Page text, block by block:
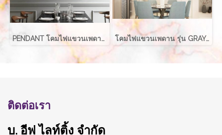
PENDANT โคมไฟแขวนเพดาน รุ่น ABALL สำหรับใส่หลอด E27 จำนวน 1 ดวง โคมไฟแขวนเพดาน รุ่น GRAYCE EVE-00417 LED 5W
ติดต่อเรา
บ. อีฟ ไลท์ติ้ง จำกัด